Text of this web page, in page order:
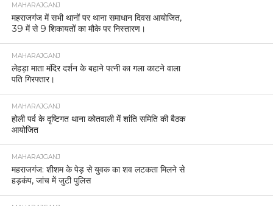
MAHARAJGANJ
महराजगंज में सभी थानों पर थाना समाधान दिवस आयोजित,
39 में से 9 शिकायतों का मौके पर निस्तारण।
MAHARAJGANJ
लेहड़ा माता मंदिर दर्शन के बहाने पत्नी का गला काटने वाला
पति गिरफ्तार।
MAHARAJGANJ
होली पर्व के दृष्टिगत थाना कोतवाली में शांति समिति की बैठक
आयोजित
MAHARAJGANJ
महराजगंज: शीशम के पेड़ से युवक का शव लटकता मिलने से
हड़कंप, जांच में जुटी पुलिस